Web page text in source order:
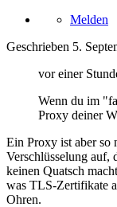
Melden
Geschrieben 5.
vor einer
Wenn du im
Proxy deiner
Ein Proxy ist aber so
Verschlüsselung auf,
keinen Quatsch
was TLS-Zertifikate
Ohren.